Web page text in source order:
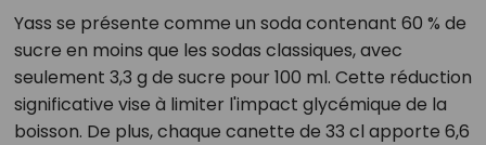
Yass se présente comme un soda contenant 60 % de
sucre en moins que les sodas classiques, avec
seulement 3,3 g de sucre pour 100 ml. Cette réduction
significative vise à limiter l'impact glycémique de la
boisson. De plus, chaque canette de 33 cl apporte 6,6